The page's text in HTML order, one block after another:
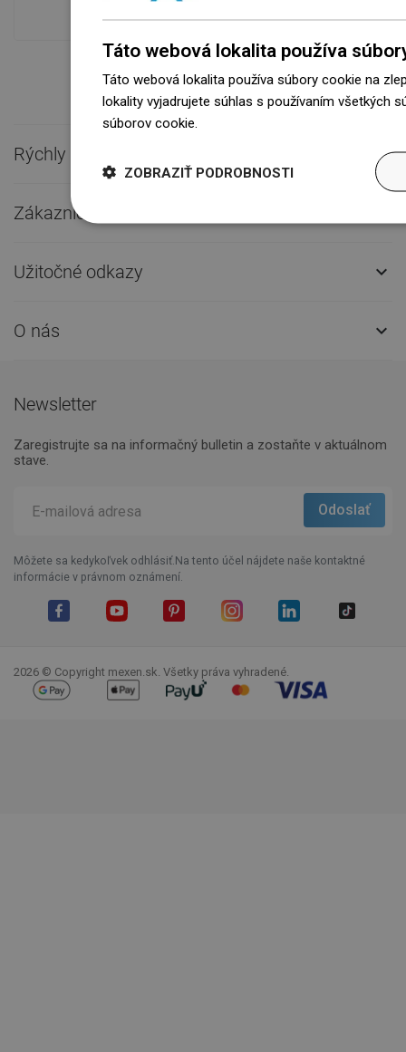
Rýchly kontakt 
Zákaznícky servis
Užitočné odkazy 
O nás 
Newsletter
Zaregistrujte sa na informačný bulletin a zostaňte v aktuálnom
stave.
Môžete sa kedykoľvek odhlásiť.Na tento účel nájdete naše kontaktné
informácie v právnom oznámení.
2026 © Copyright mexen.sk. Všetky práva vyhradené.
Táto webová lokalita používa
Táto webová lokalita používa súbory cookie na
lokality vyjadrujete súhlas s používaním všetkých
súborov cookie.
ZOBRAZIŤ PODROBNOSTI